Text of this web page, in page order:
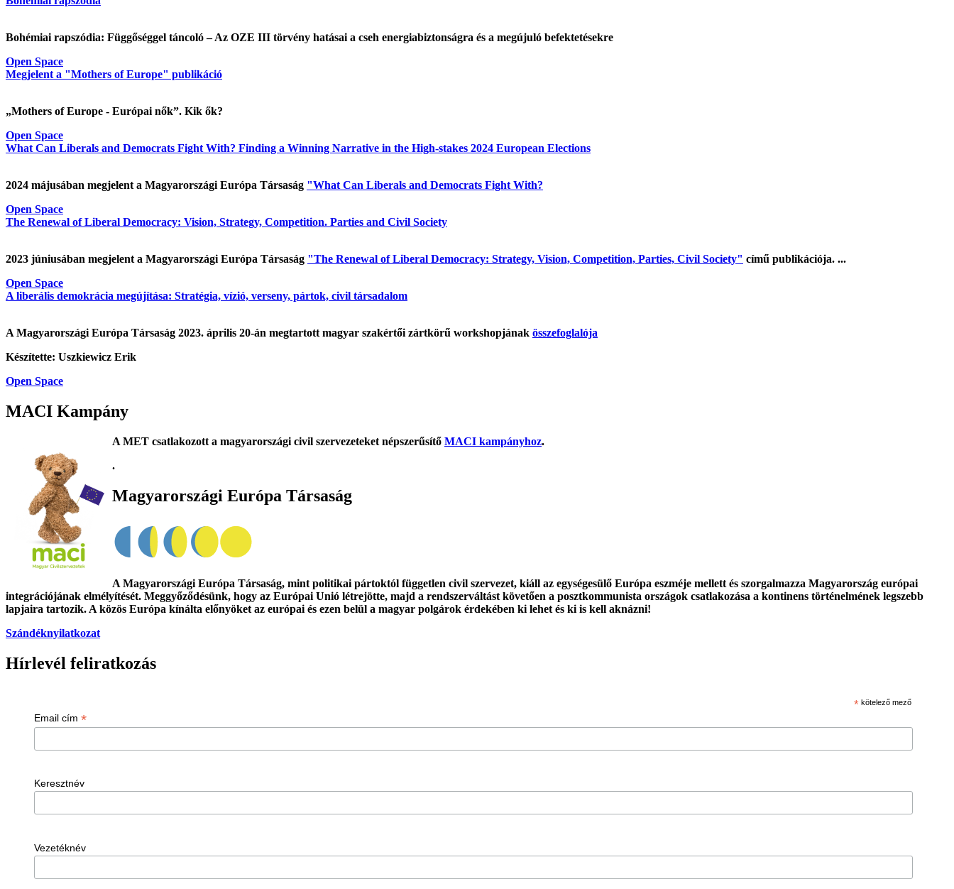
Bohémiai rapszódia: Függőséggel táncoló – Az OZE III törvény hatásai a cseh energiabiztonságra és a megújuló befektetésekre
Open Space
Megjelent a "Mothers of Europe" publikáció
„Mothers of Europe - Európai nők”. Kik ők?
Open Space
What Can Liberals and Democrats Fight With? Finding a Winning Narrative in the High-stakes 2024 European Elections
2024 májusában megjelent a Magyarországi Európa Társaság "What Can Liberals and Democrats Fight With?
Open Space
The Renewal of Liberal Democracy: Vision, Strategy, Competition. Parties and Civil Society
2023 júniusában megjelent a Magyarországi Európa Társaság "The Renewal of Liberal Democracy: Strategy, Vision, Competition, Parties, Civil Society" című publikációja. ...
Open Space
A liberális demokrácia megújítása: Stratégia, vízió, verseny, pártok, civil társadalom
A Magyarországi Európa Társaság 2023. április 20-án megtartott magyar szakértői zártkörű workshopjának összefoglalója
Készítette: Uszkiewicz Erik
Open Space
MACI Kampány
A MET csatlakozott a magyarországi civil szervezeteket népszerűsítő MACI kampányhoz.
.
Magyarországi Európa Társaság
A Magyarországi Európa Társaság, mint politikai pártoktól független civil szervezet, kiáll az egységesülő Európa eszméje mellett és szorgalmazza Magyarország európai
integrációjának elmélyítését. Meggyőződésünk, hogy az Európai Unió létrejötte, majd a rendszerváltást követően a posztkommunista országok csatlakozása a kontinens történelmének legszebb
lapjaira tartozik. A közös Európa kínálta előnyöket az európai és ezen belül a magyar polgárok érdekében ki lehet és ki is kell aknázni!
Szándéknyilatkozat
Hírlevél feliratkozás
* kötelező mező
Email cím *
Keresztnév
Vezetéknév